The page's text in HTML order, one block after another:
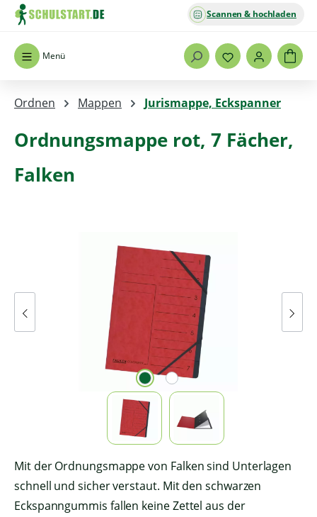
Zum Hauptinhalt springen
Menü
Scannen & hochladen
Ordnen Mappen Jurismappe, Eckspanner
Ordnungsmappe rot, 7 Fächer,
Falken
Mit der Ordnungsmappe von Falken sind Unterlagen
schnell und sicher verstaut. Mit den schwarzen
Eckspanngummis fallen keine Zettel aus der